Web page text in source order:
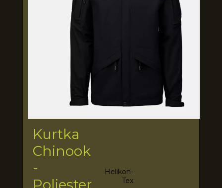
Kurtka
Chinook
-
Poliester
Helikon-
Tex